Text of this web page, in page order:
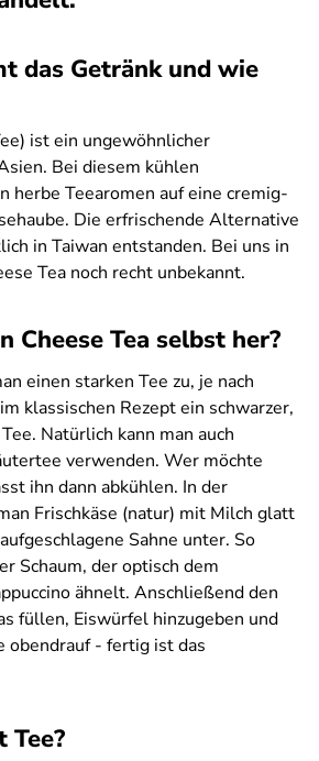
das Getränk und wie
ist ein ungewöhnlicher
Bei diesem kühlen
herbe Teearomen auf eine cremig-
Die erfrischende Alternative
in Taiwan entstanden. Bei uns in
Tea noch recht unbekannt.
Cheese Tea selbst her?
einen starken Tee zu, je nach
klassischen Rezept ein schwarzer,
Natürlich kann man auch
verwenden. Wer möchte
ihn dann abkühlen. In der
Frischkäse (natur) mit Milch glatt
Sahne unter. So
Schaum, der optisch dem
ähnelt. Anschließend den
füllen, Eiswürfel hinzugeben und
obendrauf - fertig ist das
Tee?